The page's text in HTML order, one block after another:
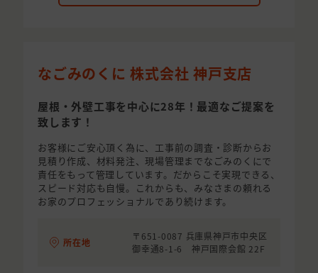
なごみのくに 株式会社 神戸支店
屋根・外壁工事を中心に28年！最適なご提案を
致します！
お客様にご安心頂く為に、工事前の調査・診断からお
見積り作成、材料発注、現場管理までなごみのくにで
責任をもって管理しています。だからこそ実現できる、
スピード対応も自慢。これからも、みなさまの頼れる
お家のプロフェッショナルであり続けます。
所在地
〒651-0087 兵庫県神戸市中央区
御幸通8-1-6 神戸国際会館 22F